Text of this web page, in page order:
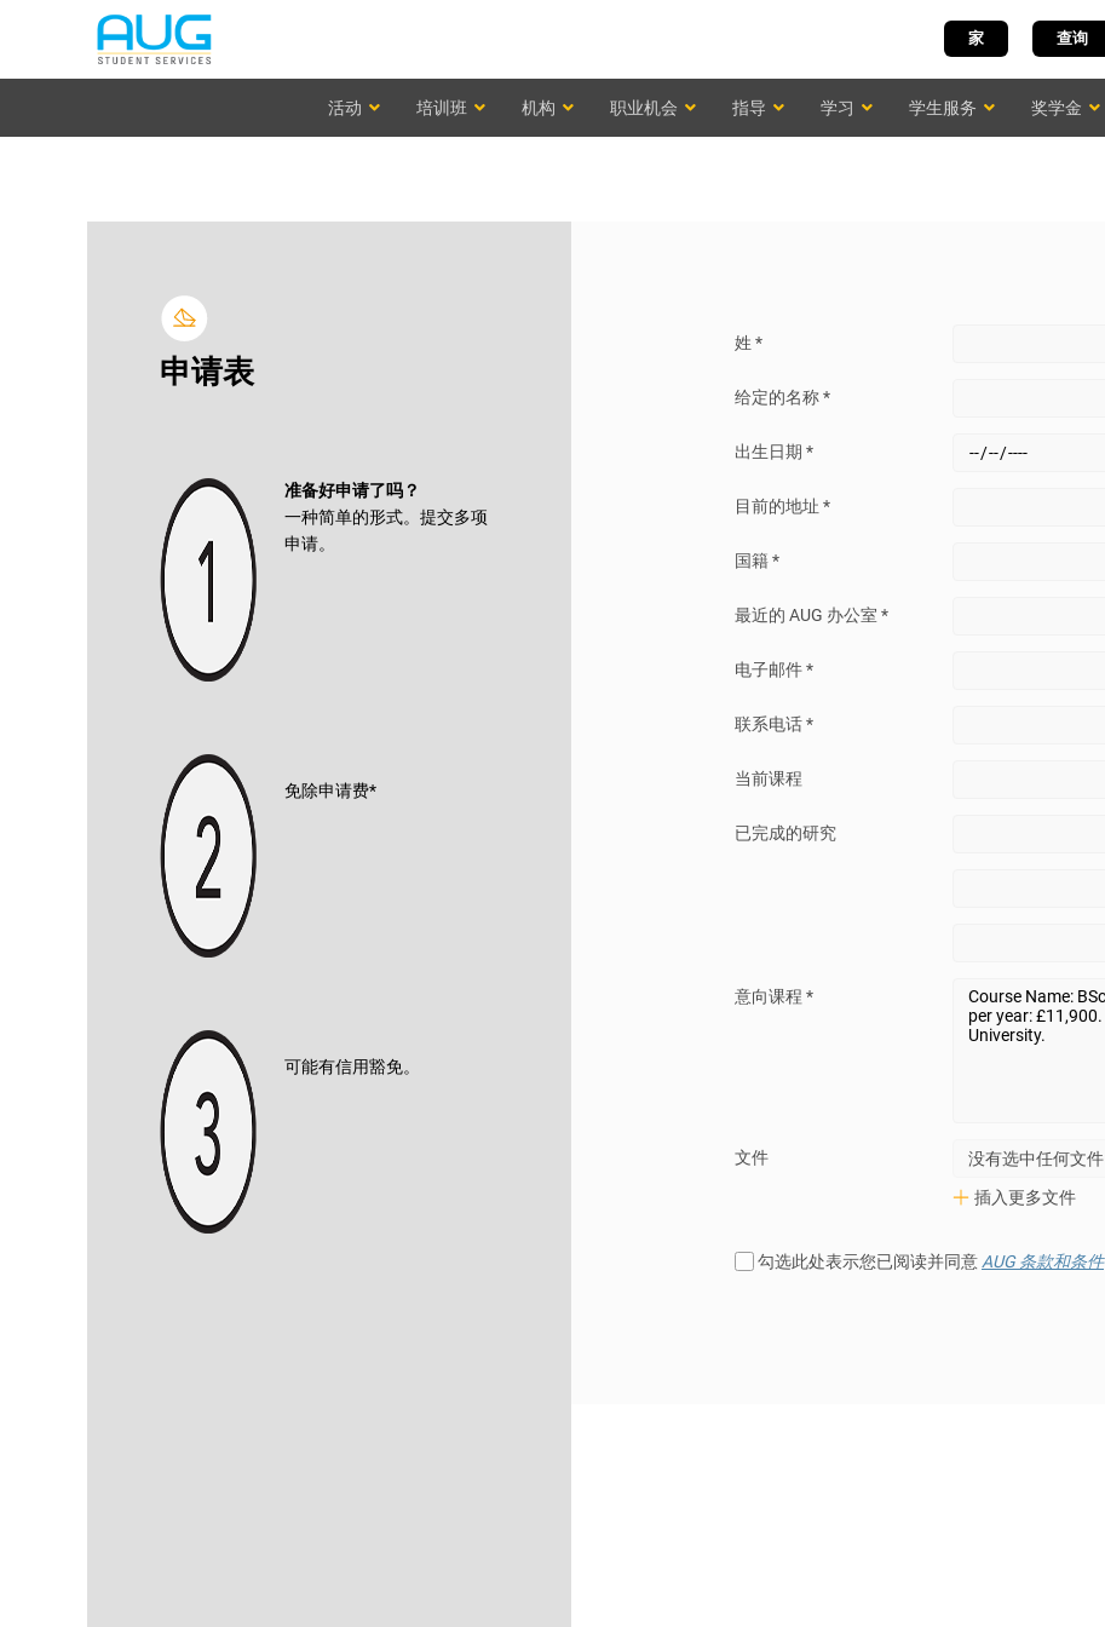
查询
家
活动 培训班 机构 职业机会 指导 学习 学生服务 奖学金
申请表
准备好申请了吗？
一种简单的形式。提交多项
申请。
免除申请费*
可能有信用豁免。
姓 *
给定的名称 *
出生日期 *
目前的地址 *
国籍 *
最近的 AUG 办公室 *
电子邮件 *
联系电话 *
当前课程
已完成的研究
意向课程 *
文件
没有选中任何文件
插入更多文件
勾选此处表示您已阅读并同意 AUG 条款和条件